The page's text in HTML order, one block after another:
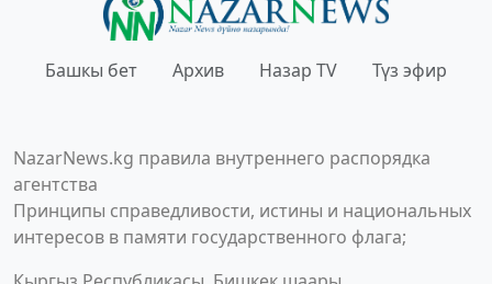
Башкы бет Архив Назар TV Түз эфир
NazarNews.kg правила внутреннего распорядка
агентства
Принципы справедливости, истины и национальных
интересов в памяти государственного флага;